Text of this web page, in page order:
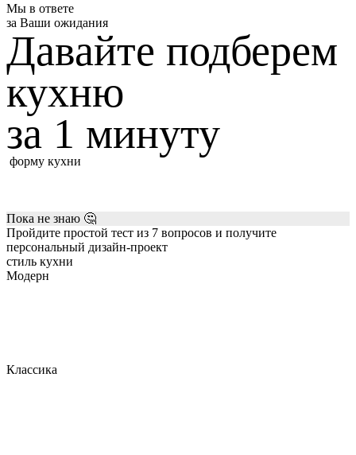
Мы в ответе
за Ваши ожидания
Давайте подберем
кухню
за 1 минуту
форму кухни
Пока не знаю 🤔
Пройдите простой тест из 7 вопросов и получите
персональный дизайн-проект
стиль кухни
Модерн
Классика